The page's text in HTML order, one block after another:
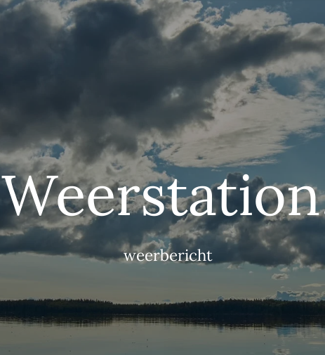
weerbericht